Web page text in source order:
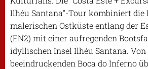
Ilhéu Santana"-Tour kombiniert die
malerischen Ostküste entlang der
(EN2) mit einer aufregenden
idyllischen Insel Ilhéu Santana. Von
beeindruckenden Boca do Inferno